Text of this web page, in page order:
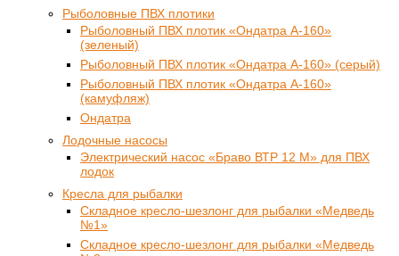
Рыболовные ПВХ плотики
Рыболовный ПВХ плотик «Ондатра А-160»
(зеленый)
Рыболовный ПВХ плотик «Ондатра А-160» (серый)
Рыболовный ПВХ плотик «Ондатра А-160»
(камуфляж)
Ондатра
Лодочные насосы
Электрический насос «Браво ВТР 12 М» для ПВХ
лодок
Кресла для рыбалки
Складное кресло-шезлонг для рыбалки «Медведь
№1»
Складное кресло-шезлонг для рыбалки «Медведь